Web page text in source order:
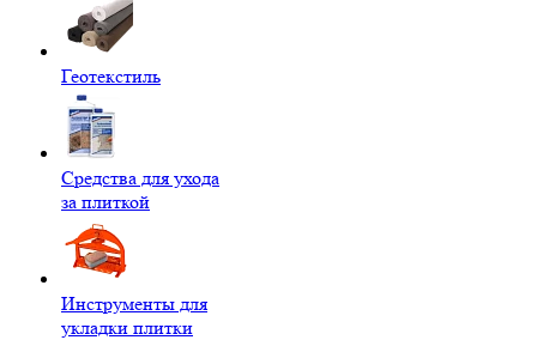
Геотекстиль
Средства для ухода
за плиткой
Инструменты для
укладки плитки